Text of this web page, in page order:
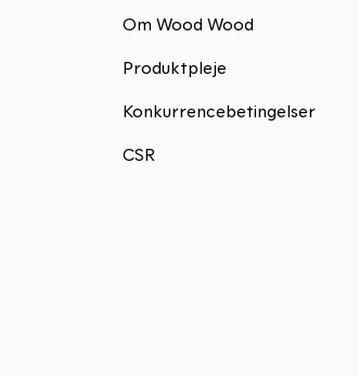
Om Wood Wood
Produktpleje
Konkurrencebetingelser
CSR